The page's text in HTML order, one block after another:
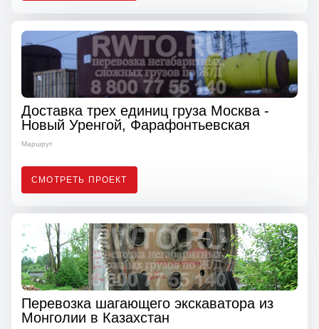
Доставка трех единиц груза Москва -
Новый Уренгой, Фарафонтьевская
Маршрут
СМОТРЕТЬ ПРОЕКТ
Перевозка шагающего экскаватора из
Монголии в Казахстан